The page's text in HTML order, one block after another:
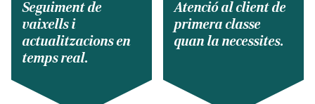
Seguiment de
vaixells i
actualitzacions en
temps real.
Atenció al client de
primera classe
quan la necessites.